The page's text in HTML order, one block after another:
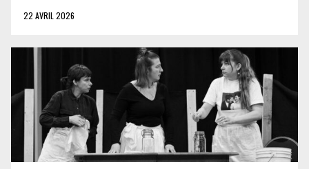
22 AVRIL 2026